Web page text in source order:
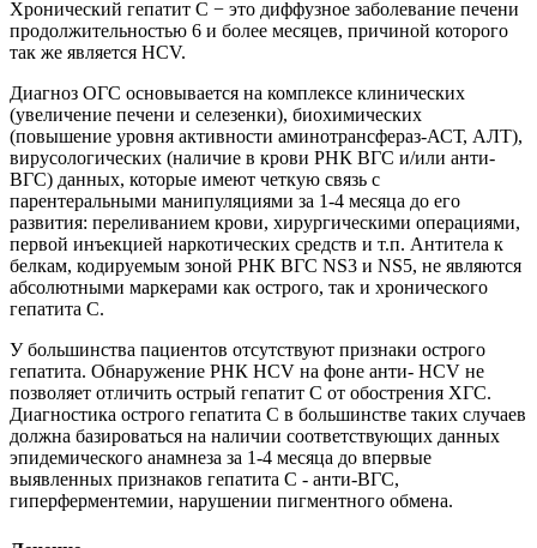
Хронический гепатит С − это диффузное заболевание печени
продолжительностью 6 и более месяцев, причиной которого
так же является HCV.
Диагноз ОГС основывается на комплексе клинических
(увеличение печени и селезенки), биохимических
(повышение уровня активности аминотрансфераз-АСТ, АЛТ),
вирусологических (наличие в крови РНК ВГС и/или анти-
ВГС) данных, которые имеют четкую связь с
парентеральными манипуляциями за 1-4 месяца до его
развития: переливанием крови, хирургическими операциями,
первой инъекцией наркотических средств и т.п. Антитела к
белкам, кодируемым зоной РНК ВГС NS3 и NS5, не являются
абсолютными маркерами как острого, так и хронического
гепатита С.
У большинства пациентов отсутствуют признаки острого
гепатита. Обнаружение РНК HCV на фоне анти- HCV не
позволяет отличить острый гепатит С от обострения ХГС.
Диагностика острого гепатита С в большинстве таких случаев
должна базироваться на наличии соответствующих данных
эпидемического анамнеза за 1-4 месяца до впервые
выявленных признаков гепатита С - анти-ВГС,
гиперферментемии, нарушении пигментного обмена.